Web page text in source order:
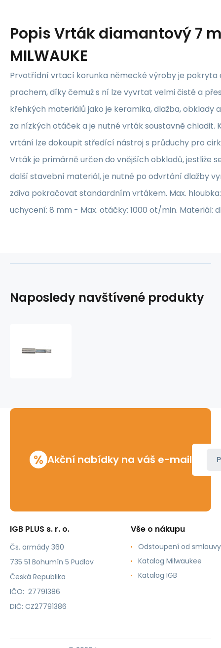
PopisVrták diamantový 7
MILWAUKE
Prvotřídní vrtací korunka německé výroby je pokryta
prachem, díky čemuž s ní lze vyvrtat velmi čisté a
křehkých materiálů jako je keramika, dlažba, obklady
za nízkých otáček a je nutné vrták soustavně chladit.
vrtání lze dokoupit středící nástroj s průduchy pro
Vrták je primárně určen do vnějších obkladů, jestliže
další stavební materiál, je nutné po odvrtání dlažby
zdiva pokračovat standardním vrtákem. Max.
uchycení: 8 mm - Max. otáčky: 1000 ot/min. Materiál:
Naposledy navštívené produkty
% Akční nabídky na váš e-mail
IGB PLUS s. r. o.
Čs. armády 360
735 51 Bohumín 5 Pudlov
Česká Republika
IČO: 27791386
DIČ: CZ27791386
Vše o nákupu
Odstoupení od smlouvy
Katalog Milwaukee
Katalog IGB